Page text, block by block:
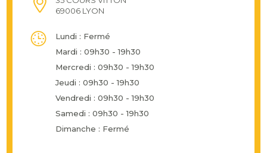
69006 LYON
Lundi : Fermé
Mardi : 09h30 - 19h30
Mercredi : 09h30 - 19h30
Jeudi : 09h30 - 19h30
Vendredi : 09h30 - 19h30
Samedi : 09h30 - 19h30
Dimanche : Fermé